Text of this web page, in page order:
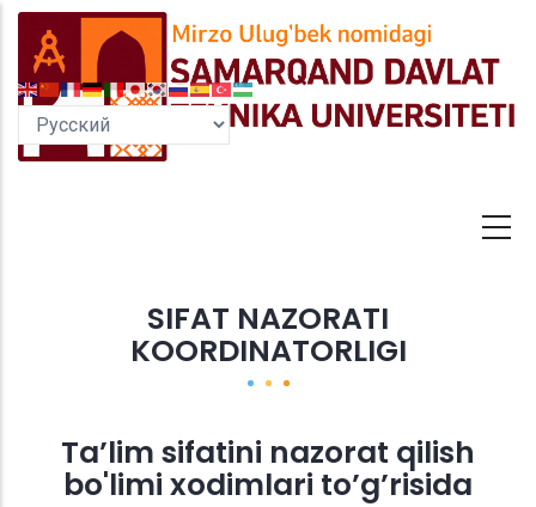
Перейти
основному
содержанию
SIFAT NAZORATI
KOORDINATORLIGI
Ta’lim sifatini nazorat qilish
bo'limi xodimlari to’g’risida